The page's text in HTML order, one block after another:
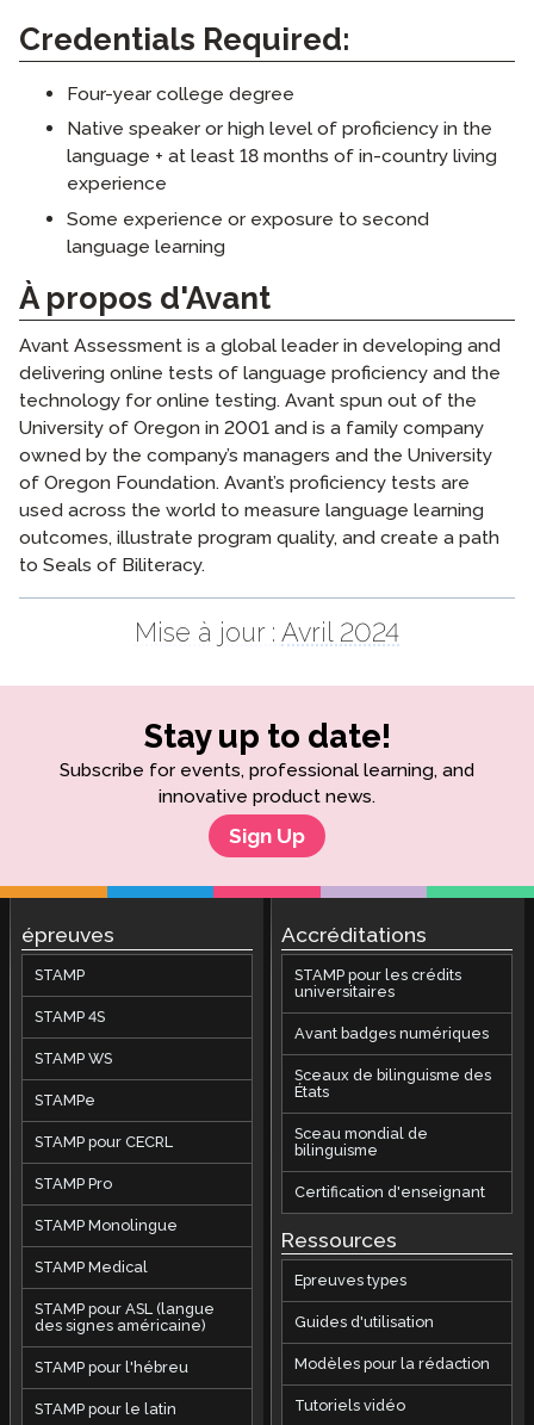
Credentials Required:
Four-year college degree
Native speaker or high level of proficiency in the
language + at least 18 months of in-country living
experience
Some experience or exposure to second
language learning
À propos d'Avant
Avant Assessment is a global leader in developing and
delivering online tests of language proficiency and the
technology for online testing. Avant spun out of the
University of Oregon in 2001 and is a family company
owned by the company’s managers and the University
of Oregon Foundation. Avant’s proficiency tests are
used across the world to measure language learning
outcomes, illustrate program quality, and create a path
to Seals of Biliteracy.
Mise à jour : Avril 2024
Stay up to date!
Subscribe for events, professional learning, and
innovative product news.
Sign Up
épreuves
STAMP
STAMP 4S
STAMP WS
STAMPe
STAMP pour CECRL
STAMP Pro
STAMP Monolingue
STAMP Medical
STAMP pour ASL (langue
des signes américaine)
STAMP pour l'hébreu
STAMP pour le latin
Accréditations
STAMP pour les crédits
universitaires
Avant badges numériques
Sceaux de bilinguisme des
États
Sceau mondial de
bilinguisme
Certification d'enseignant
Ressources
Epreuves types
Guides d'utilisation
Modèles pour la rédaction
Tutoriels vidéo